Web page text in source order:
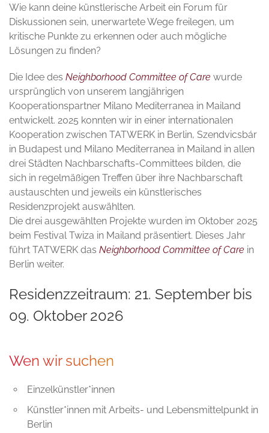
Wie kann deine künstlerische Arbeit ein Forum für
Diskussionen sein, unerwartete Wege freilegen, um
kritische Punkte zu erkennen oder auch mögliche
Lösungen zu finden?
Die Idee des Neighborhood Committee of Care wurde
ursprünglich von unserem langjährigen
Kooperationspartner Milano Mediterranea in Mailand
entwickelt. 2025 konnten wir in einer internationalen
Kooperation zwischen TATWERK in Berlin, Szendvicsbár
in Budapest und Milano Mediterranea in Mailand in allen
drei Städten Nachbarschafts-Committees bilden, die
sich in regelmäßigen Treffen über ihre Nachbarschaft
austauschten und jeweils ein künstlerisches
Residenzprojekt auswählten.
Die drei ausgewählten Projekte wurden im Oktober 2025
beim Festival Twiza in Mailand präsentiert. Dieses Jahr
führt TATWERK das Neighborhood Committee of Care in
Berlin weiter.
Residenzzeitraum: 21. September bis
09. Oktober 2026
Wen wir suchen
Einzelkünstler*innen
Künstler*innen mit Arbeits- und Lebensmittelpunkt in
Berlin